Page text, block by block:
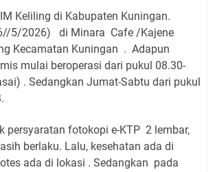
Keliling di Kabupaten Kuningan.
5/2026)
di Minara Cafe /Kajene
Kecamatan Kuningan . Adapun
mulai beroperasi dari pukul 08.30-
. Sedangkan Jumat-Sabtu dari pukul
persyaratan fotokopi e-KTP 2 lembar,
berlaku. Lalu, kesehatan ada di
ada di lokasi . Sedangkan pada